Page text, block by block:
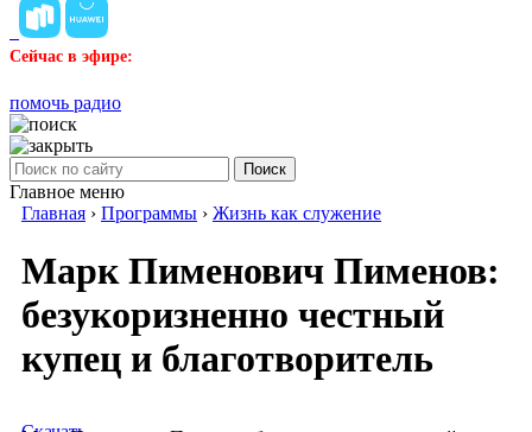
Сейчас в эфире:
помочь радио
Поиск
Главное меню
Главная › Программы › Жизнь как служение
Марк Пименович Пименов:
безукоризненно честный
купец и благотворитель